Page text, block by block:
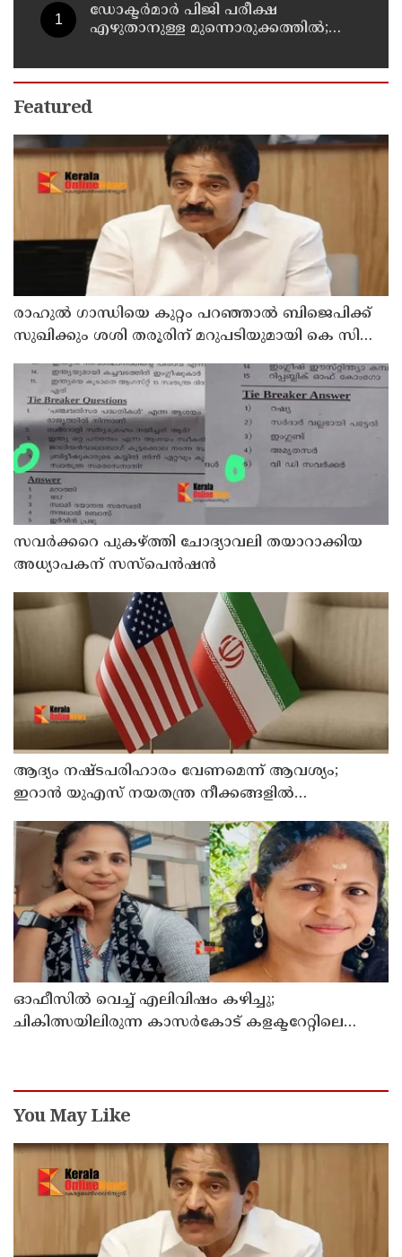
ഡോക്ടര്‍മാര്‍ പിജി പരീക്ഷ
എഴുതാനുള്ള മുന്നൊരുക്കത്തില്‍;
കുടുംബാരോഗ്യ കേന്ദ്രം അടച്ചുപൂട്ടി
Featured
രാഹുല്‍ ഗാന്ധിയെ കുറ്റം പറഞ്ഞാല്‍ ബിജെപിക്ക്
സുഖിക്കും ശശി തരൂരിന് മറുപടിയുമായി കെ സി
സവര്‍ക്കറെ പുകഴ്ത്തി ചോദ്യാവലി തയാറാക്കിയ
അധ്യാപകന് സസ്‌പെന്‍ഷന്‍
ആദ്യം നഷ്ടപരിഹാരം വേണമെന്ന് ആവശ്യം;
ഇറാന്‍ യുഎസ് നയതന്ത്ര നീക്കങ്ങളില്‍
ഓഫീസില്‍ വെച്ച് എലിവിഷം കഴിച്ചു;
ചികിത്സയിലിരുന്ന കാസര്‍കോട് കളക്ടറേറ്റിലെ
You May Like